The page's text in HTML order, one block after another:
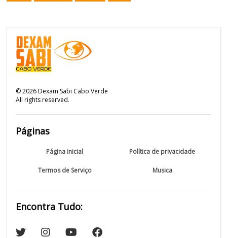
©2026Dexam Sabi Cabo Verde
All rights reserved.
Páginas
Página inicial Política de privacidade
Termos de Serviço Musica
Encontra Tudo: